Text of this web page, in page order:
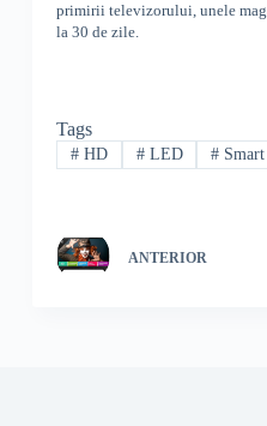
primirii televizorului, unele
la 30 de zile.
Tags
#HD #LED # Smart
ANTERIOR